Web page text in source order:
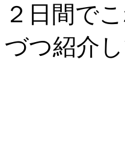
２日間で
づつ紹介